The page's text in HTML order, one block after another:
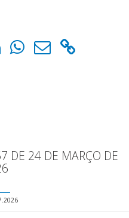
DE 24 DE MARÇO DE